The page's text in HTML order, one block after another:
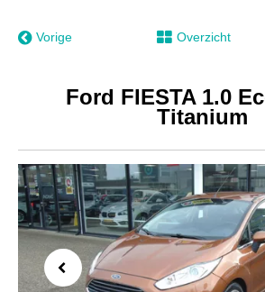
Vorige Overzicht
Ford FIESTA 1.0
Titanium
Previous